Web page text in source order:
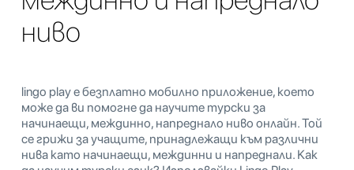
ниво
lingo play е безплатно мобилно приложение, което
може да ви помогне да научите турски за
начинаещи, междинно, напреднало ниво онлайн. Той
се грижи за учащите, принадлежащи към различни
нива като начинаещи, междинни и напреднали. Как